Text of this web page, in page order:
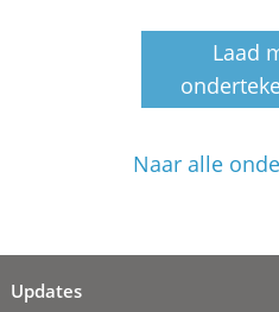
Laad
Naar alle
Updates